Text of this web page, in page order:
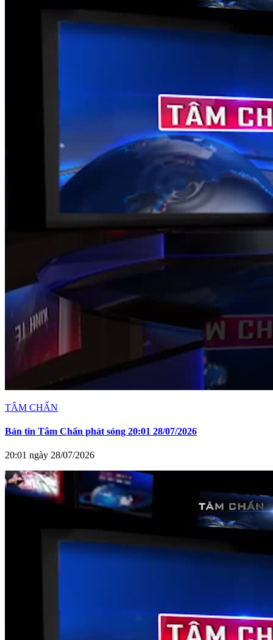
TÂM CHẤN
Bản tin Tâm Chấn phát sóng 20:01 28/07/2026
20:01 ngày 28/07/2026